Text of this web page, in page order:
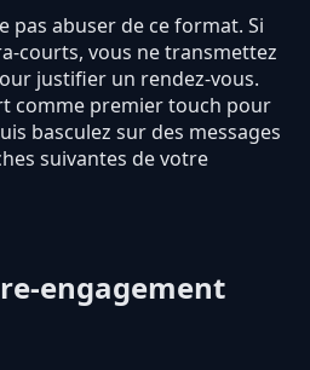
pas abuser de ce format. Si
courts, vous ne transmettez
justifier un rendez-vous.
comme premier touch pour
basculez sur des messages
suivantes de votre
engagement